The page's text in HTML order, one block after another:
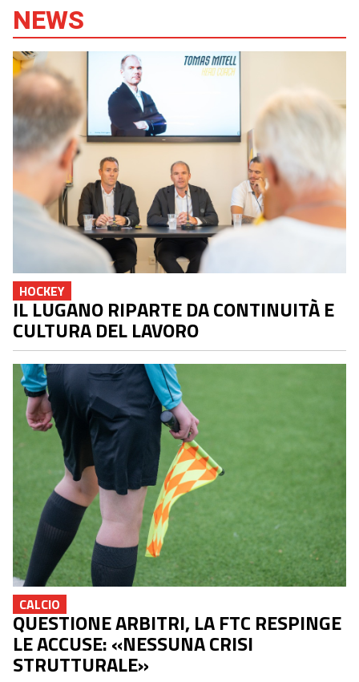
NEWS
HOCKEY
IL LUGANO RIPARTE DA CONTINUITÀ E
CULTURA DEL LAVORO
CALCIO
QUESTIONE ARBITRI, LA FTC RESPINGE
LE ACCUSE: «NESSUNA CRISI
STRUTTURALE»